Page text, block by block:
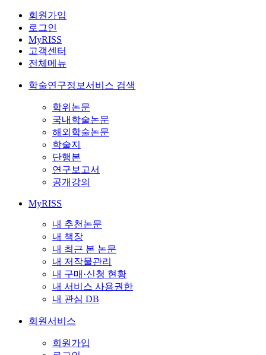
회원가입
로그인
MyRISS
고객센터
전체메뉴
학술연구정보서비스 검색
학위논문
국내학술논문
해외학술논문
학술지
단행본
연구보고서
공개강의
MyRISS
내 추천논문
내 책장
내 최근 본 논문
내 저작물관리
내 구매·신청 현황
내 서비스 사용권한
내 관심 DB
회원서비스
회원가입